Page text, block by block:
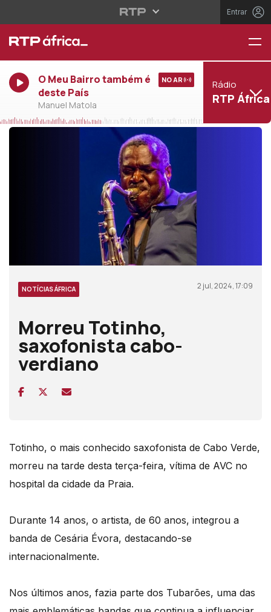
Entrar
O Meu Bairro também é
deste País
Manuel Matola
NO AR Rádio
RTP África
NOTÍCIAS ÁFRICA 2 jul, 2024, 17:09
Morreu Totinho,
saxofonista cabo-
verdiano
Totinho, o mais conhecido saxofonista de Cabo Verde,
morreu na tarde desta terça-feira, vítima de AVC no
hospital da cidade da Praia.
Durante 14 anos, o artista, de 60 anos, integrou a
banda de Cesária Évora, destacando-se
internacionalmente.
Nos últimos anos, fazia parte dos Tubarões, uma das